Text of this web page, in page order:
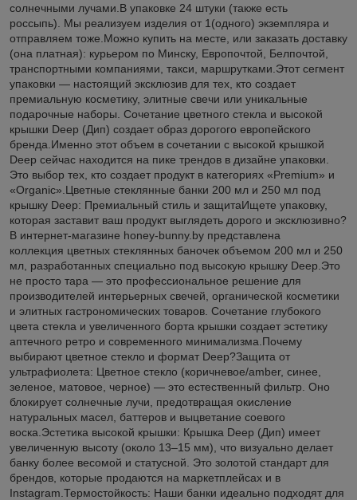
солнечными лучами.В упаковке 24 штуки (также есть
россыпь). Мы реализуем изделия от 1(одного) экземпляра и
отправляем тоже.Можно купить на месте, или заказать доставку
(она платная): курьером по Минску, Европочтой, Белпочтой,
транспортными компаниями, такси, маршрутками.Этот сегмент
упаковки — настоящий эксклюзив для тех, кто создает
премиальную косметику, элитные свечи или уникальные
подарочные наборы. Сочетание цветного стекла и высокой
крышки Deep (Дип) создает образ дорогого европейского
бренда.Именно этот объем в сочетании с высокой крышкой
Deep сейчас находится на пике трендов в дизайне упаковки.
Это выбор тех, кто создает продукт в категориях «Premium» и
«Organic».Цветные стеклянные банки 200 мл и 250 мл под
крышку Deep: Премиальный стиль и защитаИщете упаковку,
которая заставит ваш продукт выглядеть дорого и эксклюзивно?
В интернет-магазине honey-bunny.by представлена
коллекция цветных стеклянных баночек объемом 200 мл и 250
мл, разработанных специально под высокую крышку Deep.Это
не просто тара — это профессиональное решение для
производителей интерьерных свечей, органической косметики
и элитных гастрономических товаров. Сочетание глубокого
цвета стекла и увеличенного борта крышки создает эстетику
аптечного ретро и современного минимализма.Почему
выбирают цветное стекло и формат Deep?Защита от
ультрафиолета: Цветное стекло (коричневое/amber, синее,
зеленое, матовое, черное) — это естественный фильтр. Оно
блокирует солнечные лучи, предотвращая окисление
натуральных масел, баттеров и выцветание соевого
воска.Эстетика высокой крышки: Крышка Deep (Дип) имеет
увеличенную высоту (около 13–15 мм), что визуально делает
банку более весомой и статусной. Это золотой стандарт для
брендов, которые продаются на маркетплейсах и в
Instagram.Термостойкость: Наши банки идеально подходят для